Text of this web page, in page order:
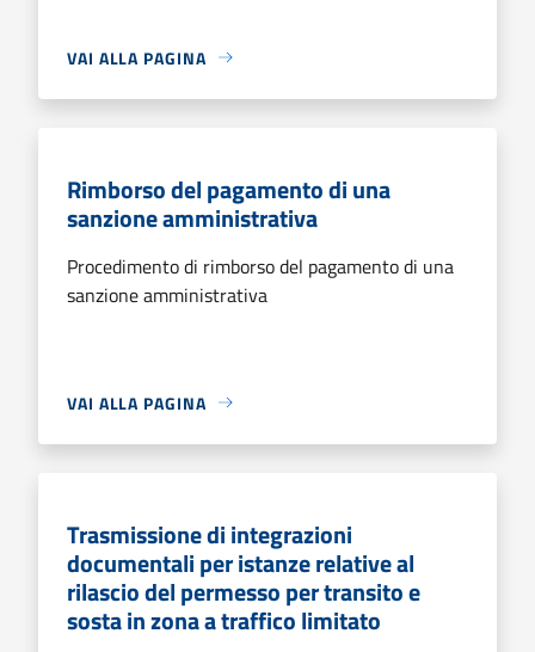
VAI ALLA PAGINA
Rimborso del pagamento di una
sanzione amministrativa
Procedimento di rimborso del pagamento di una
sanzione amministrativa
VAI ALLA PAGINA
Trasmissione di integrazioni
documentali per istanze relative al
rilascio del permesso per transito e
sosta in zona a traffico limitato